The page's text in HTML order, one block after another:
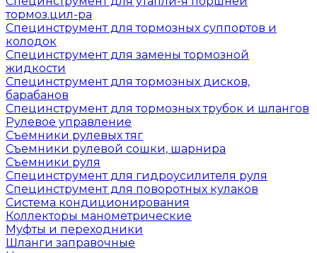
тормоз.цил-ра
Специнструмент для тормозных суппортов и
колодок
Специнструмент для замены тормозной
жидкости
Специнструмент для тормозных дисков,
барабанов
Специнструмент для тормозных трубок и шлангов
Рулевое управление
Съемники рулевых тяг
Съемники рулевой сошки, шарнира
Съемники руля
Специнструмент для гидроусилителя руля
Специнструмент для поворотных кулаков
Система кондиционирования
Коллекторы манометрические
Муфты и переходники
Шланги заправочные